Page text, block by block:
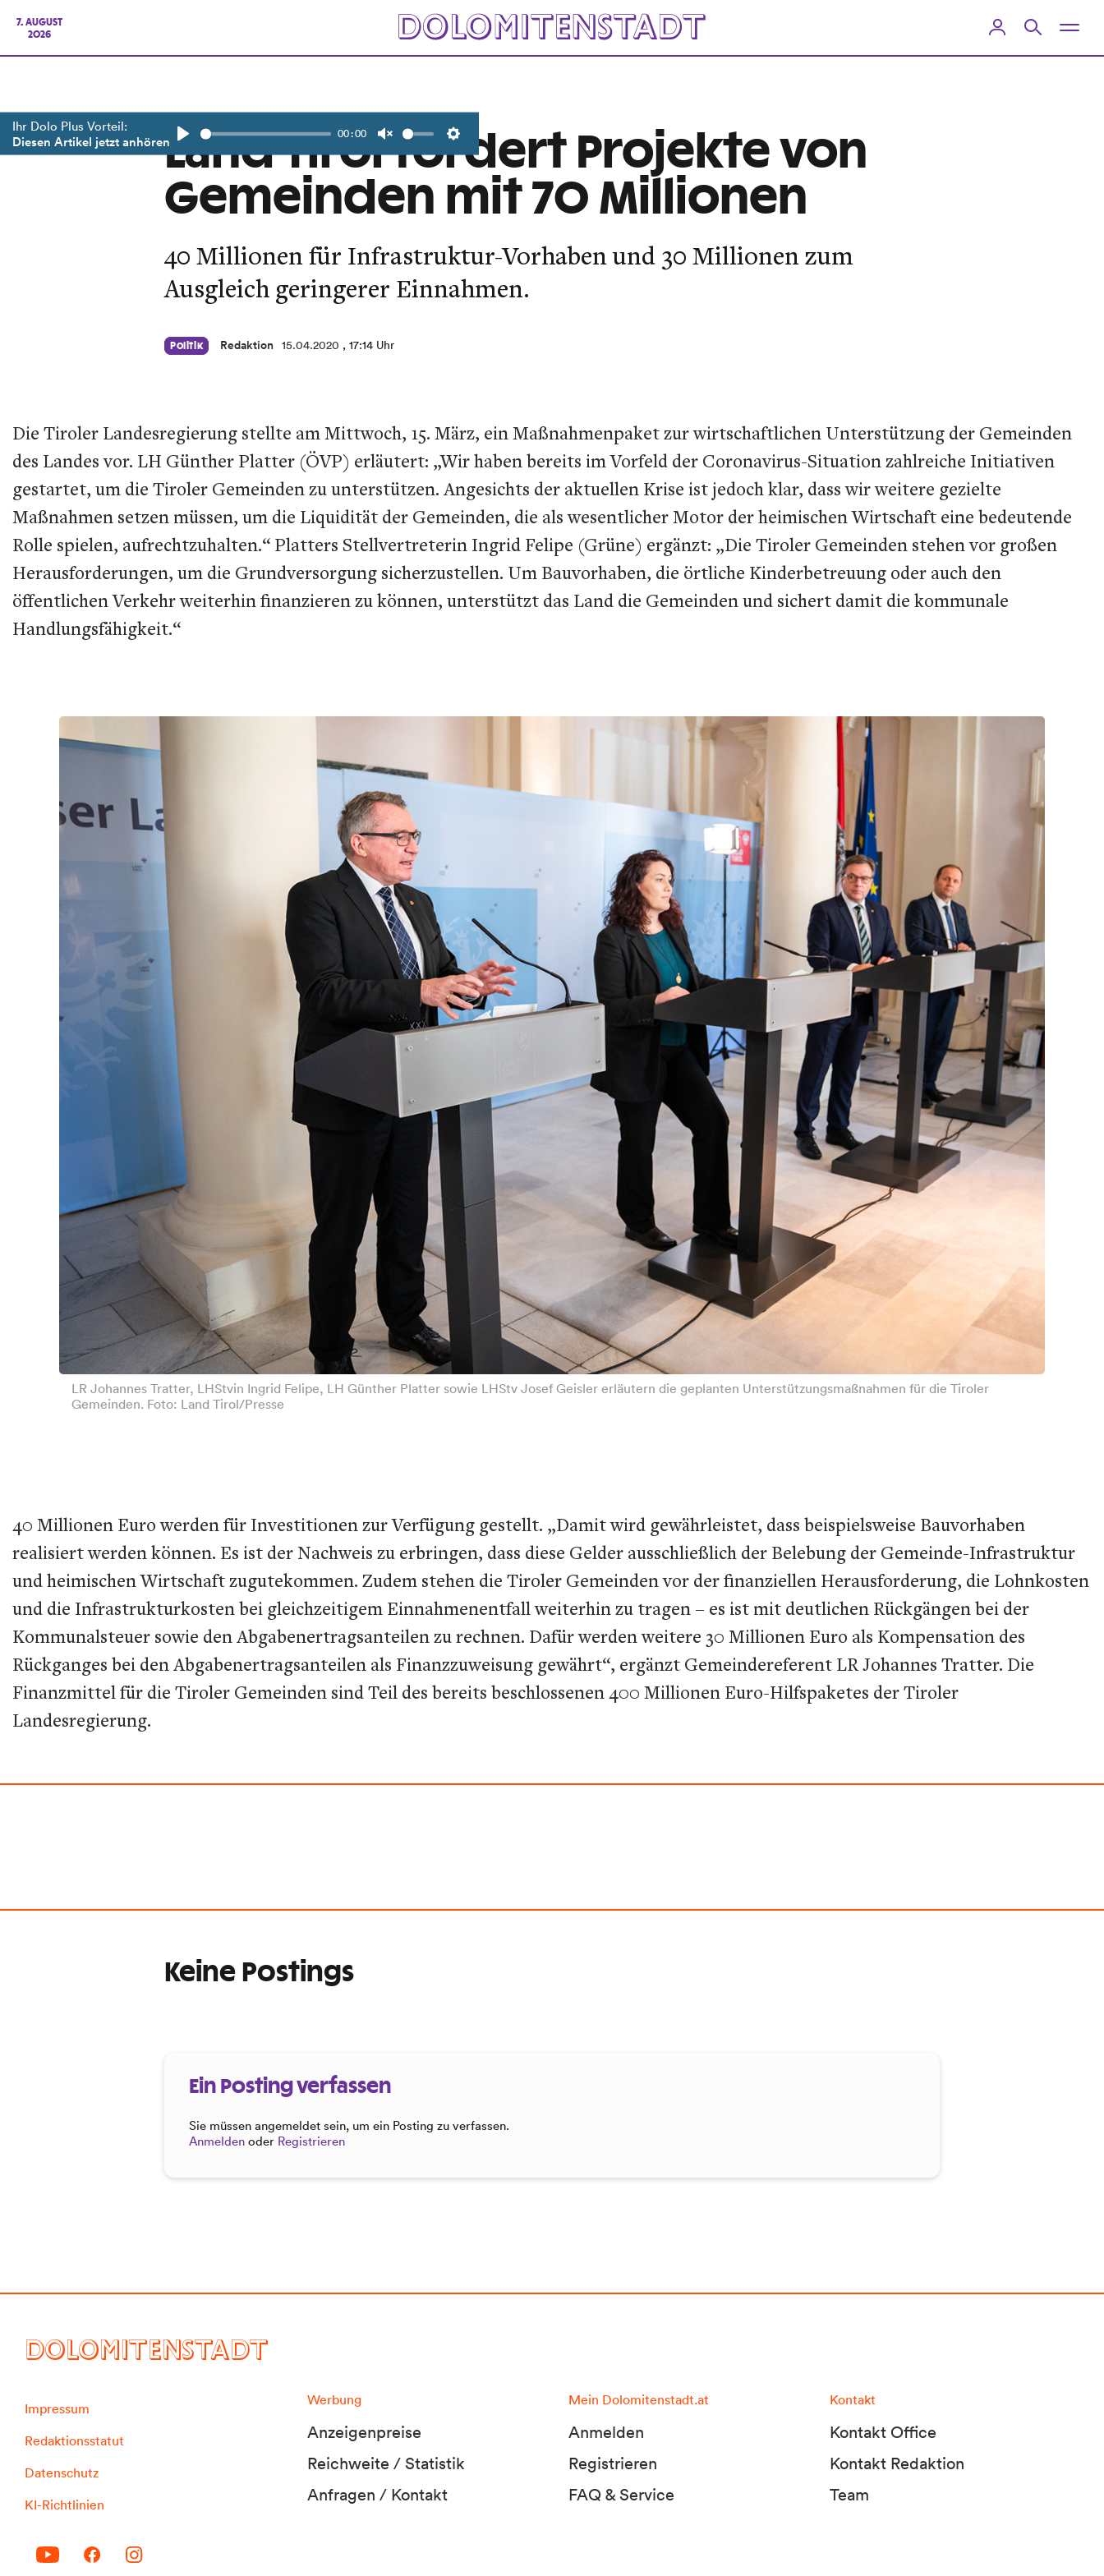
7. AUGUST
2026
Ihr Dolo Plus Vorteil:
Diesen Artikel jetzt anhören
Play
00:00
Unmute Settings
Land Tirol fördert Projekte von
Gemeinden mit 70 Millionen
40 Millionen für Infrastruktur-Vorhaben und 30 Millionen zum
Ausgleich geringerer Einnahmen.
Politik Redaktion 15.04.2020 , 17:14 Uhr
Die Tiroler Landesregierung stellte am Mittwoch, 15. März, ein Maßnahmenpaket zur wirtschaftlichen Unterstützung der Gemeinden
des Landes vor. LH Günther Platter (ÖVP) erläutert: „Wir haben bereits im Vorfeld der Coronavirus-Situation zahlreiche Initiativen
gestartet, um die Tiroler Gemeinden zu unterstützen. Angesichts der aktuellen Krise ist jedoch klar, dass wir weitere gezielte
Maßnahmen setzen müssen, um die Liquidität der Gemeinden, die als wesentlicher Motor der heimischen Wirtschaft eine bedeutende
Rolle spielen, aufrechtzuhalten.“ Platters Stellvertreterin Ingrid Felipe (Grüne) ergänzt: „Die Tiroler Gemeinden stehen vor großen
Herausforderungen, um die Grundversorgung sicherzustellen. Um Bauvorhaben, die örtliche Kinderbetreuung oder auch den
öffentlichen Verkehr weiterhin finanzieren zu können, unterstützt das Land die Gemeinden und sichert damit die kommunale
Handlungsfähigkeit.“
LR Johannes Tratter, LHStvin Ingrid Felipe, LH Günther Platter sowie LHStv Josef Geisler erläutern die geplanten Unterstützungsmaßnahmen für die Tiroler
Gemeinden. Foto: Land Tirol/Presse
40 Millionen Euro werden für Investitionen zur Verfügung gestellt. „Damit wird gewährleistet, dass beispielsweise Bauvorhaben
realisiert werden können. Es ist der Nachweis zu erbringen, dass diese Gelder ausschließlich der Belebung der Gemeinde-Infrastruktur
und heimischen Wirtschaft zugutekommen. Zudem stehen die Tiroler Gemeinden vor der finanziellen Herausforderung, die Lohnkosten
und die Infrastrukturkosten bei gleichzeitigem Einnahmenentfall weiterhin zu tragen – es ist mit deutlichen Rückgängen bei der
Kommunalsteuer sowie den Abgabenertragsanteilen zu rechnen. Dafür werden weitere 30 Millionen Euro als Kompensation des
Rückganges bei den Abgabenertragsanteilen als Finanzzuweisung gewährt“, ergänzt Gemeindereferent LR Johannes Tratter. Die
Finanzmittel für die Tiroler Gemeinden sind Teil des bereits beschlossenen 400 Millionen Euro-Hilfspaketes der Tiroler
Landesregierung.
Keine Postings
Ein Posting verfassen
Sie müssen angemeldet sein, um ein Posting zu verfassen.
Anmelden oder Registrieren
DOLOMITENSTADT
Impressum
Redaktionsstatut
Datenschutz
KI-Richtlinien
Werbung
Anzeigenpreise
Reichweite / Statistik
Anfragen / Kontakt
Mein Dolomitenstadt.at
Anmelden
Registrieren
FAQ & Service
Kontakt
Kontakt Office
Kontakt Redaktion
Team